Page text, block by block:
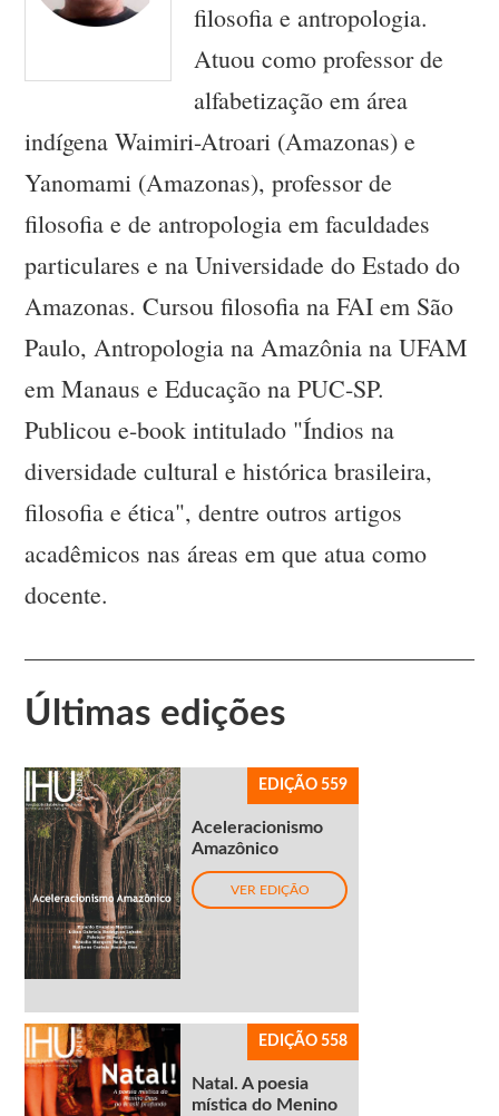
filosofia e antropologia.
Atuou como professor de
alfabetização em área
indígena Waimiri-Atroari (Amazonas) e
Yanomami (Amazonas), professor de
filosofia e de antropologia em faculdades
particulares e na Universidade do Estado do
Amazonas. Cursou filosofia na FAI em São
Paulo, Antropologia na Amazônia na UFAM
em Manaus e Educação na PUC-SP.
Publicou e-book intitulado "Índios na
diversidade cultural e histórica brasileira,
filosofia e ética", dentre outros artigos
acadêmicos nas áreas em que atua como
docente.
Últimas edições
EDIÇÃO 559
Aceleracionismo
Amazônico
VER EDIÇÃO
EDIÇÃO 558
Natal. A poesia
mística do Menino